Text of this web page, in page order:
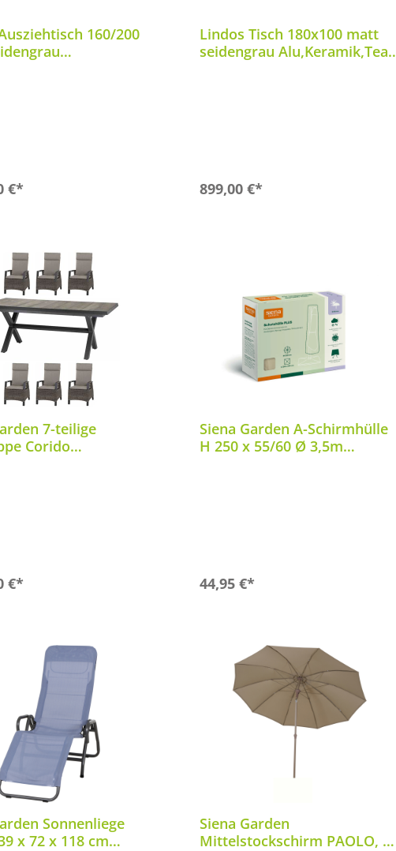
160/200
€*
Lindos Tisch 180x100 matt
seidengrau Alu,Keramik,Teak
899,00 €*
7-teilige
Corido
€*
den Warenkorb
Siena Garden A-Schirmhülle
H 250 x 55/60 Ø 3,5m
44,95 €*In den Warenkorb
Sonnenliege
x 72 x 118 cm
Siena Garden
Mittelstockschirm PAOLO, Ø